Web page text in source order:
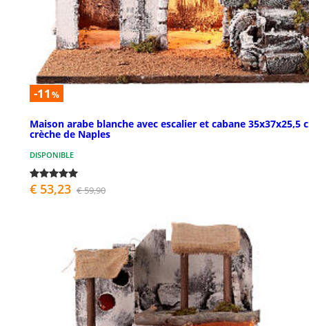
-11 %
Maison arabe blanche avec escalier et cabane 35x37x25,5
crèche de Naples
DISPONIBLE
€ 53,23 € 59,90